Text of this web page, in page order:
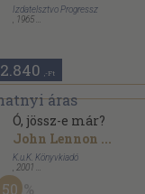
Izdatelsztvo Progressz
1965
2.840 ,-Ft
Ó, jössz-e már?
John Lennon ...
K.u.K. Könyvkiadó
2001
Bársony
50